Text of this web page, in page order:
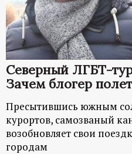
Северный ЛГБТ-
Зачем блогер
Пресытившись южным
курортов, самозваный
возобновляет свои
городам